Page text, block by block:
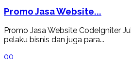
Promo Jasa Website...
Promo Jasa Website CodeIgniter
pelaku bisnis dan juga para...
00